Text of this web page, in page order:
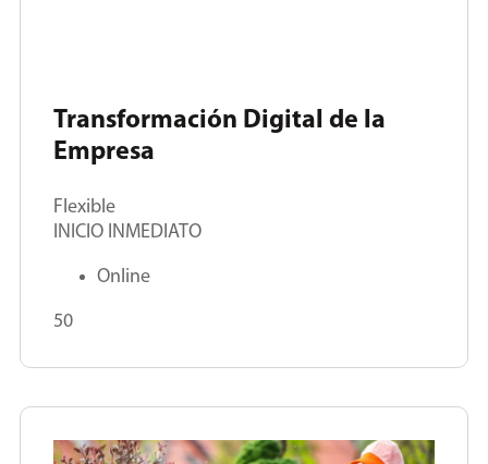
Transformación Digital de la
Empresa
Flexible
INICIO INMEDIATO
Online
50